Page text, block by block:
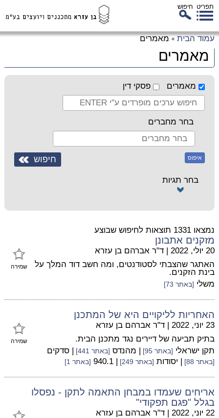
תפריט חיפוש
עמוד הבית » מאמרים
מאמרים
מאמרים פסקי דין
בחר מחברים
איפוס
בחר תגיות
נמצאו 1331 תוצאות לחיפוש שבוצע
מזקנים אתבונן
שמירה
20 יולי, 2022 | ד"ר אברהם בן עזרא
האתגר שהצבתי לסטודנטים, ומה חשב דוד המלך על
בינת הזקנים.
משלי [באתר 73]
האחריות לליקויים היא של המתכנן
שמירה
23 יוני, 2022 | ד"ר אברהם בן עזרא
בתיק תביעה של דיירים נגד מתכנן הבית.
תקן ישראלי [באתר 95] | מהנדס [באתר 441] | סדקים
[באתר 88] | יסודות [באתר 249] | 940.1 [באתר 1]
אריחים שעמדו במבחן התאמה לתקן - נפסלו
בגלל "פגם תפקודי"
22 יוני, 2022 | ד"ר אברהם בן עזרא